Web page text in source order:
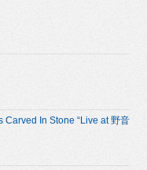
Carved In Stone “Live at 野音